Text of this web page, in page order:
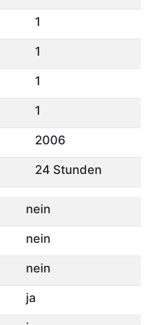
1
1
1
1
2006
24 Stunden
nein
nein
nein
ja